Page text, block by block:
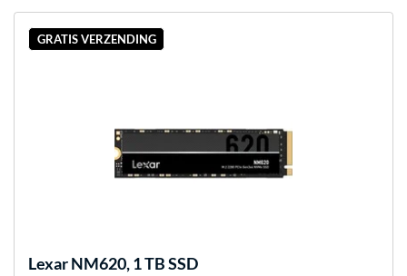
GRATIS VERZENDING
LexarNM620, 1 TB SSD